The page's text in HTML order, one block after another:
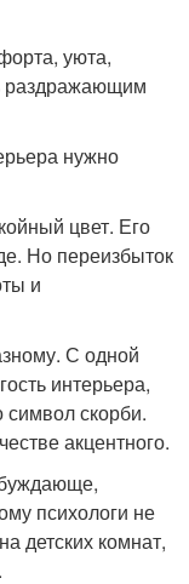
уюта,
раздражающим
нужно
цвет. Его
Но переизбыток
и
С одной
интерьера,
скорби.
акцентного.
психологи не
детских комнат,